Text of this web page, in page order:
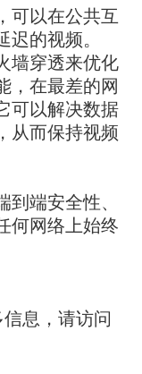
可以在公共互
的视频。
墙穿透来优化
，在最差的网
可以解决数据
从而保持视频
端安全性、
何网络上始终
息，请访问